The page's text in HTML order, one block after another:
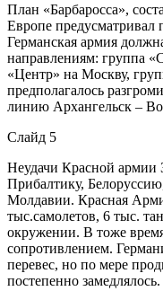
План «Барбаросса»,
Европе
Германская армия
направлениям: группа
«Центр» на Москву,
предполагалось
линию Архангельск –
Слайд 5
Неудачи Красной армии
Прибалтику,
Молдавии. Красная
тыс.самолетов, 6 тыс.
окружении. В тоже
сопротивлением.
перевес, но по мере
постепенно замедлялось.